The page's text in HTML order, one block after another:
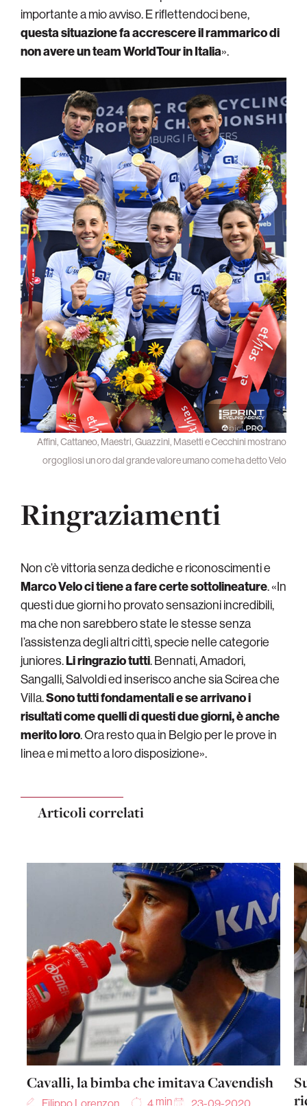
importante a mio avviso. E riflettendoci bene,
questa situazione fa accrescere il rammarico di
non avere un team WorldTour in Italia».
Affini, Cattaneo, Maestri, Guazzini, Masetti e Cecchini mostrano
orgogliosi un oro dal grande valore umano come ha detto Velo
Ringraziamenti
Non c’è vittoria senza dediche e riconoscimenti e
Marco Velo ci tiene a fare certe sottolineature. «In
questi due giorni ho provato sensazioni incredibili,
ma che non sarebbero state le stesse senza
l’assistenza degli altri cittì, specie nelle categorie
juniores.Li ringrazio tutti. Bennati, Amadori,
Sangalli, Salvoldi ed inserisco anche sia Scirea che
Villa.Sono tutti fondamentali e se arrivano i
risultati come quelli di questi due giorni, è anche
merito loro. Ora resto qua in Belgio per le prove in
linea e mi metto a loro disposizione».
Articoli correlati
Cavalli, la bimba che imitava Cavendish
Filippo Lorenzon min 23-09-2020